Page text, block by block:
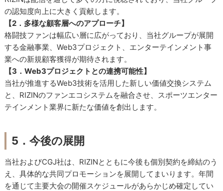
の認知度向上に大きく貢献します。
【2．多様な顧客層へのアプローチ】
格闘技ファンは幅広い層に広がっており、当社グループが展開
する金融事業、Web3プロジェクト、エンターテインメント事
業への新規顧客獲得が期待されます。
【3．Web3プロジェクトとの連携可能性】
当社が推進するWeb3技術を活用した新しい価値交換システム
と、RIZINのファンエコシステムを融合させ、スポーツエンター
テインメント業界に新たな価値を創出します。
5．今後の展開
当社およびCGJ社は、RIZINとともに今後も個別契約を締結のう
え、具体的な共同プロモーションを展開してまいります。年間
を通じて主要大会の開催スケジュールがあらかじめ確定してい